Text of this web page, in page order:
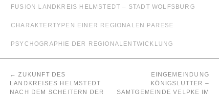
FUSION LANDKREIS HELMSTEDT – STADT WOLFSBURG
CHARAKTERTYPEN EINER REGIONALEN PARESE
PSYCHOGRAPHIE DER REGIONALENTWICKLUNG
← ZUKUNFT DES
LANDKREISES HELMSTEDT
NACH DEM SCHEITERN DER
EINGEMEINDUNG
KÖNIGSLUTTER –
SAMTGEMEINDE VELPKE IM